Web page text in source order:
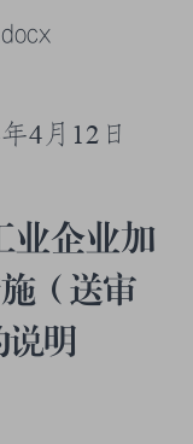
年4月 12 日
业企业加
（送审
说明